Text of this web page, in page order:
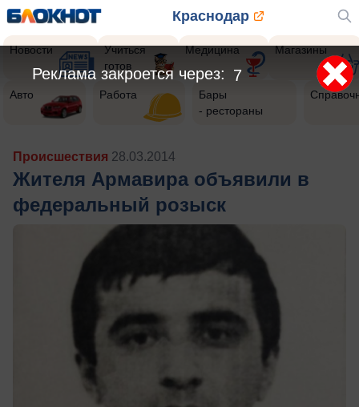
Краснодар
Новости
Учиться
готов
Медицина Магазины
Авто Работа
Бары
- рестораны
Происшествия 28.03.2014
Жителя Армавира объявили в
федеральный розыск
5
Реклама закроется через: